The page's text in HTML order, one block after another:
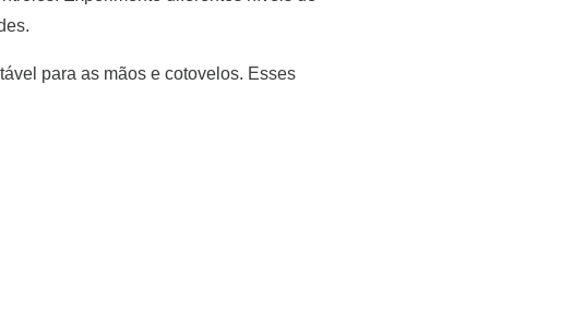
para as mãos e cotovelos. Esses